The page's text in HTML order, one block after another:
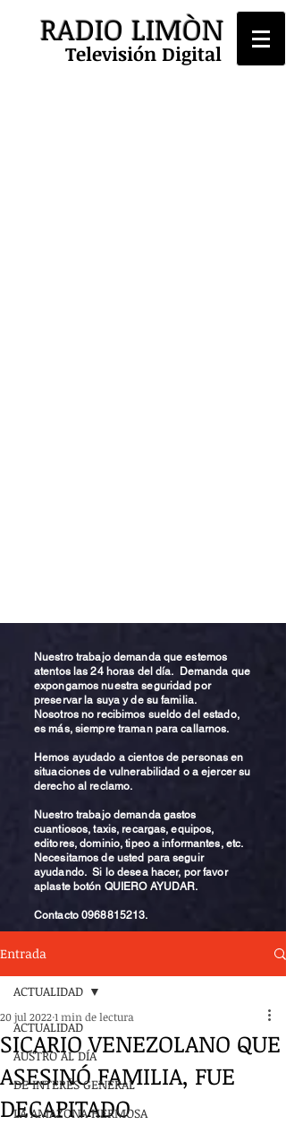
RADIO LIMÒN
Televisión Digital
Nuestro trabajo demanda que estemos
atentos las 24 horas del día. Demanda que
expongamos nuestra seguridad por
preservar la suya y de su familia.
Nosotros no recibimos sueldo del estado,
es más, siempre traman para callarnos.
Hemos ayudado a cientos de personas en
situaciones de vulnerabilidad o a ejercer su
derecho al reclamo.
Nuestro trabajo demanda gastos
cuantiosos, taxis, recargas, equipos,
editores, dominio, tipeo a informantes, etc.
Necesitamos de usted para seguir
ayudando. Si lo desea hacer, por favor
aplaste botón QUIERO AYUDAR.
Contacto0968815213.
Entrada
ACTUALIDAD
AUSTRO AL DÍA
DE INTERÉS GENERAL
LA AMAZONA HERMOSA
ACTUALIDAD
SICARIO VENEZOLANO QUE
ASESINÓ FAMILIA, FUE
DECAPITADO
20 jul 20221 min de lectura